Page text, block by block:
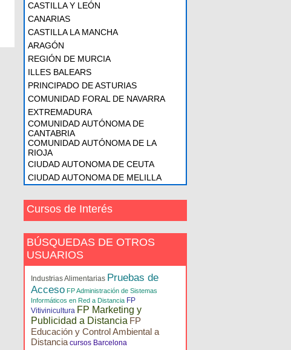
CASTILLA Y LEÓN
CANARIAS
CASTILLA LA MANCHA
ARAGÓN
REGIÓN DE MURCIA
ILLES BALEARS
PRINCIPADO DE ASTURIAS
COMUNIDAD FORAL DE NAVARRA
EXTREMADURA
COMUNIDAD AUTÓNOMA DE
CANTABRIA
COMUNIDAD AUTÓNOMA DE LA
RIOJA
CIUDAD AUTONOMA DE CEUTA
CIUDAD AUTONOMA DE MELILLA
Cursos de Interés
BÚSQUEDAS DE OTROS
USUARIOS
Industrias Alimentarias Pruebas de
Acceso FP Administración de Sistemas
Informáticos en Red a Distancia FP
Vitivinicultura FP Marketing y
Publicidad a Distancia FP
Educación y Control Ambiental a
Distancia cursos Barcelona